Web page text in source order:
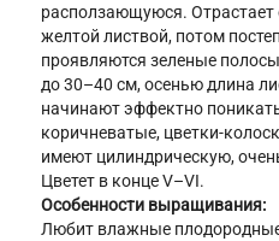
расползающуюся. Отрастает
желтой листвой, потом
проявляются зеленые
до 30–40 см, осенью длина
начинают эффектно
коричневатые, цветки-
имеют цилиндрическую,
Цветет в конце V–VІ.
Особенности выращивания:
Любит влажные